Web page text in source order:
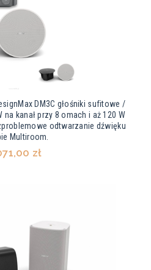
DM3C głośniki sufitowe /
na kanał przy 8 omach i aż 120 W
odtwarzanie dźwięku
Multiroom.
zł